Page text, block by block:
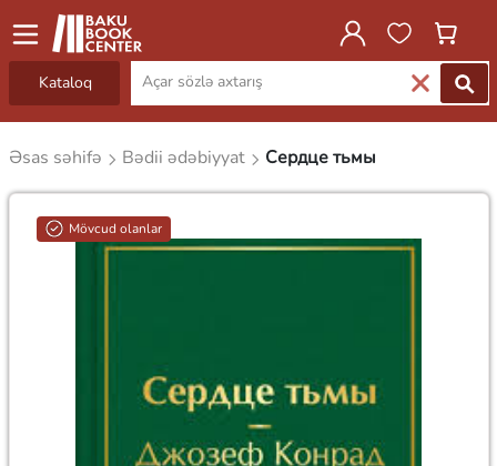
Kataloq
Əsas səhifə Bədii ədəbiyyat Сердце тьмы
Mövcud olanlar